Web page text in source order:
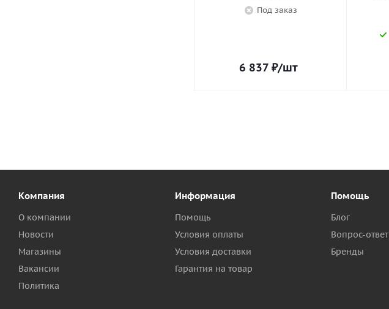
Под заказ
6 837 ₽/шт
Компания
О компании
Новости
Магазины
Вакансии
Политика
Информация
Помощь
Условия оплаты
Условия доставки
Гарантия на товар
Помощь
Блог
Вопрос-ответ
Бренды